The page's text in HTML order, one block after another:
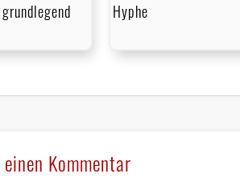
Hyphe
Kommentar